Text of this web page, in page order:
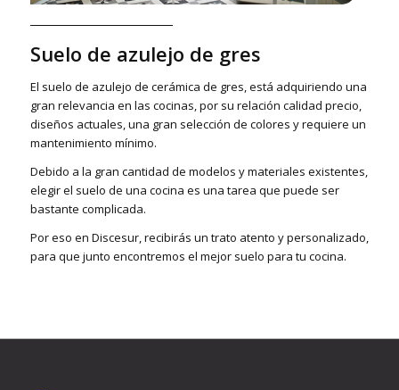
Suelo de azulejo de gres
El suelo de azulejo de cerámica de gres, está adquiriendo una
gran relevancia en las cocinas, por su relación calidad precio,
diseños actuales, una gran selección de colores y requiere un
mantenimiento mínimo.
Debido a la gran cantidad de modelos y materiales existentes,
elegir el suelo de una cocina es una tarea que puede ser
bastante complicada.
Por eso en Discesur, recibirás un trato atento y personalizado,
para que junto encontremos el mejor suelo para tu cocina.